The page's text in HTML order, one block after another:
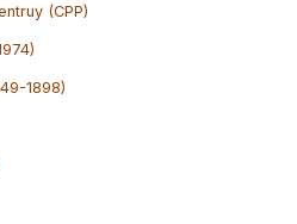
(CPP)
1898)